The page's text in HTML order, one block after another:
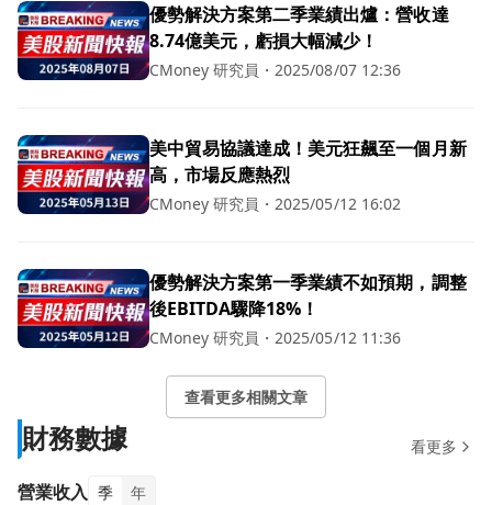
優勢解決方案第二季業績出爐：營收達
8.74億美元，虧損大幅減少！
CMoney 研究員 ・ 2025/08/07 12:36
美中貿易協議達成！美元狂飆至一個月新
高，市場反應熱烈
CMoney 研究員 ・ 2025/05/12 16:02
優勢解決方案第一季業績不如預期，調整
後EBITDA驟降18%！
CMoney 研究員 ・ 2025/05/12 11:36
查看更多相關文章
財務數據 看更多
營業收入 季 年